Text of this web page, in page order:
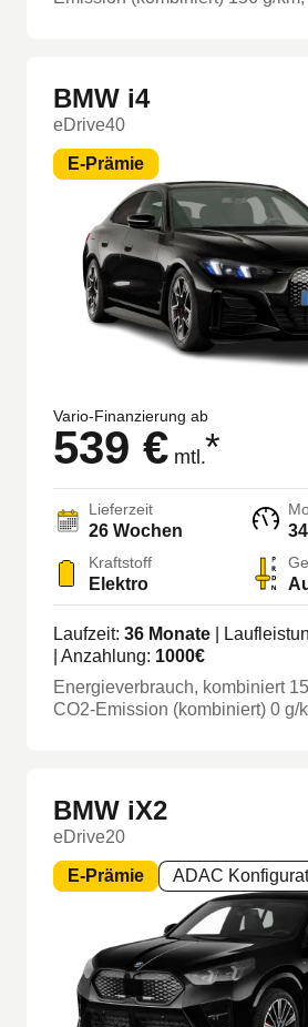
BMW i4
eDrive40
E-Prämie
Vario-Finanzierung ab
539 € mtl.*
Lieferzeit
26 Wochen
Kraftstoff
Elektro
Laufzeit: 36 Monate |
| Anzahlung: 1000€
Energieverbrauch, kombiniert
CO2-Emission (kombiniert) 0 g/
BMW iX2
eDrive20
E-Prämie ADAC